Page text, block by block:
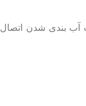
آب بندی شدن اتصال